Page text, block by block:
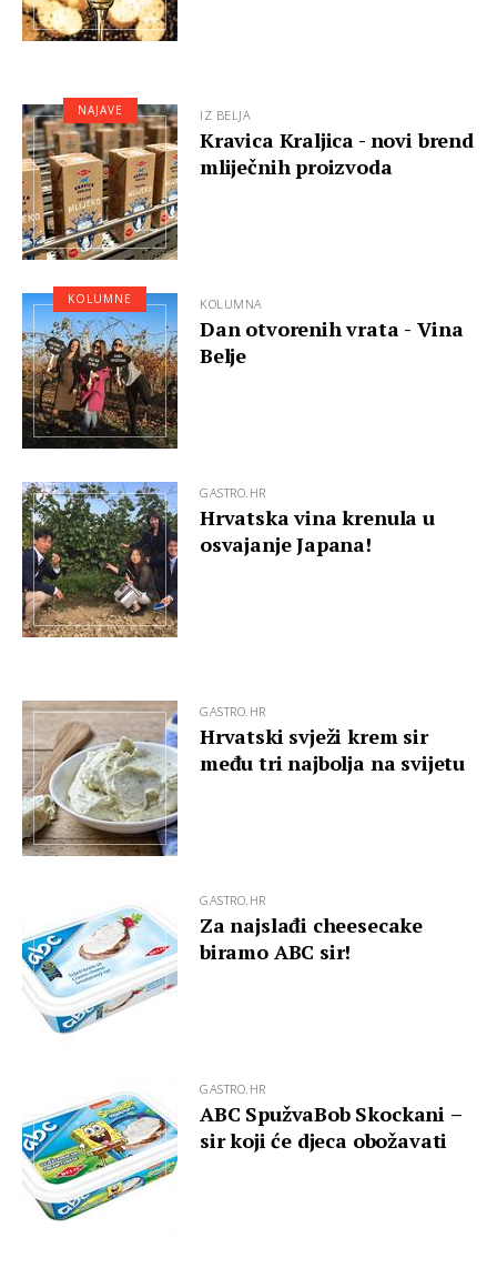
IZ BELJA
Kravica Kraljica - novi brend
mliječnih proizvoda
NAJAVE
KOLUMNA
Dan otvorenih vrata - Vina
Belje
KOLUMNE
GASTRO.HR
Hrvatska vina krenula u
osvajanje Japana!
GASTRO.HR
Hrvatski svježi krem sir
među tri najbolja na svijetu
GASTRO.HR
Za najslađi cheesecake
biramo ABC sir!
GASTRO.HR
ABC SpužvaBob Skockani –
sir koji će djeca obožavati